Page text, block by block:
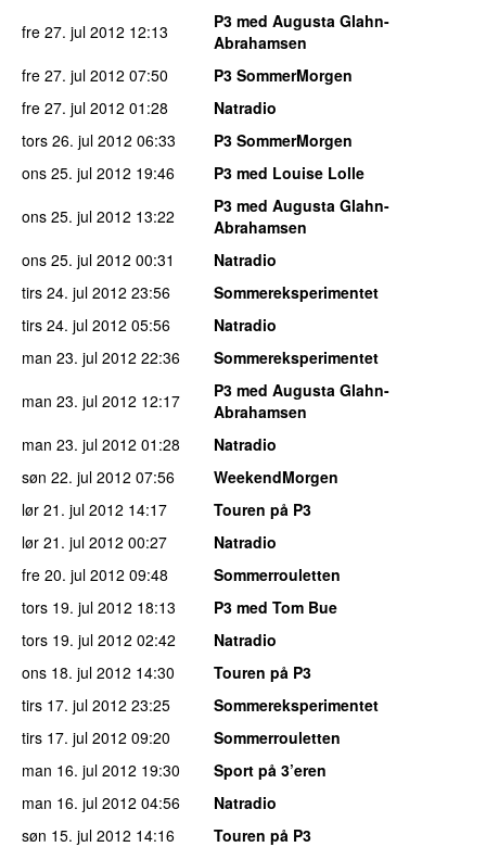
fre 27. jul 2012 12:13
P3 med Augusta Glahn-
Abrahamsen
fre 27. jul 2012 07:50
P3 SommerMorgen
fre 27. jul 2012 01:28
Natradio
tors 26. jul 2012 06:33
P3 SommerMorgen
ons 25. jul 2012 19:46
P3 med Louise Lolle
ons 25. jul 2012 13:22
P3 med Augusta Glahn-
Abrahamsen
ons 25. jul 2012 00:31
Natradio
tirs 24. jul 2012 23:56
Sommereksperimentet
tirs 24. jul 2012 05:56
Natradio
man 23. jul 2012 22:36
Sommereksperimentet
man 23. jul 2012 12:17
P3 med Augusta Glahn-
Abrahamsen
man 23. jul 2012 01:28
Natradio
søn 22. jul 2012 07:56
WeekendMorgen
lør 21. jul 2012 14:17
Touren på P3
lør 21. jul 2012 00:27
Natradio
fre 20. jul 2012 09:48
Sommerrouletten
tors 19. jul 2012 18:13
P3 med Tom Bue
tors 19. jul 2012 02:42
Natradio
ons 18. jul 2012 14:30
Touren på P3
tirs 17. jul 2012 23:25
Sommereksperimentet
tirs 17. jul 2012 09:20
Sommerrouletten
man 16. jul 2012 19:30
Sport på 3’eren
man 16. jul 2012 04:56
Natradio
søn 15. jul 2012 14:16
Touren på P3